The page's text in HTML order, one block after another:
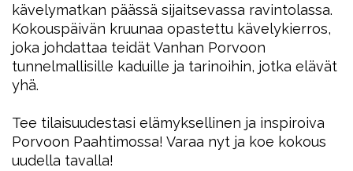
kävelymatkan päässä sijaitsevassa ravintolassa.
Kokouspäivän kruunaa opastettu kävelykierros,
joka johdattaa teidät Vanhan Porvoon
tunnelmallisille kaduille ja tarinoihin, jotka elävät
yhä.
Tee tilaisuudestasi elämyksellinen ja inspiroiva
Porvoon Paahtimossa! Varaa nyt ja koe kokous
uudella tavalla!